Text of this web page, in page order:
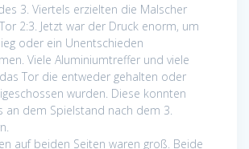
3. Viertels erzielten die Malscher
2:3. Jetzt war der Druck enorm, um
oder ein Unentschieden
Viele Aluminiumtreffer und viele
Tor die entweder gehalten oder
wurden. Diese konnten
an dem Spielstand nach dem 3.
auf beiden Seiten waren groß. Beide